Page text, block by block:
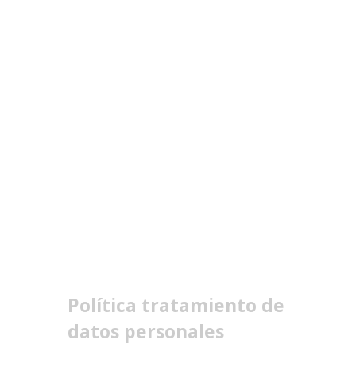
Política tratamiento de
datos personales